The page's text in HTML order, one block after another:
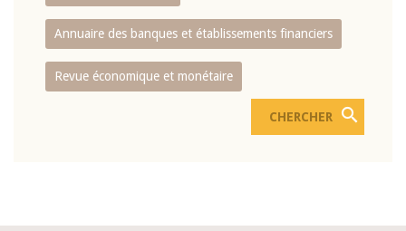
Annuaire des banques et établissements financiers
Revue économique et monétaire